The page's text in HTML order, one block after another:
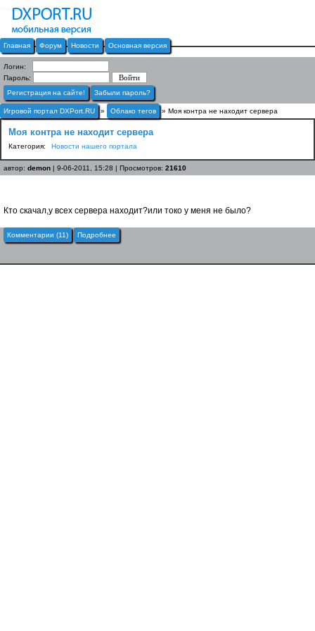
Главная Форум Новости Основная версия
Логин:
Пароль:
Регистрация на сайте!
Забыли пароль?
Игровой портал DXPort.RU » Облако тегов » Моя контра не находит сервера
Моя контра не находит сервера
Категория: Новости нашего портала
автор: demon | 9-06-2011, 15:28 | Просмотров: 21610
Кто скачал,у всех сервера находит?или токо у меня не было?
Комментарии (11) Подробнее